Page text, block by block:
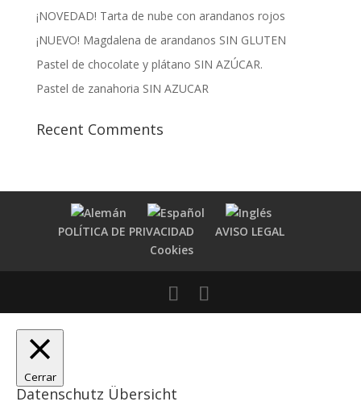
¡NOVEDAD! Tarta de nube con arandanos rojos
¡NUEVO! Magdalena de arandanos SIN GLUTEN
Pastel de chocolate y plátano SIN AZÚCAR.
Pastel de zanahoria SIN AZUCAR
Recent Comments
POLÍTICA DE PRIVACIDAD
AVISO LEGAL
Cookies
Cerrar
Datenschutz Übersicht